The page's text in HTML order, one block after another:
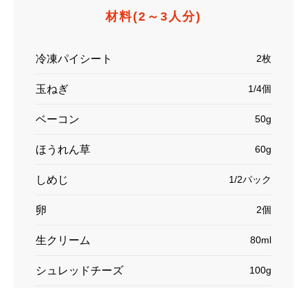
材料(2～3人分)
冷凍パイシート 2枚
玉ねぎ 1/4個
ベーコン 50g
ほうれん草 60g
しめじ 1/2パック
卵 2個
生クリーム 80ml
シュレッドチーズ 100g